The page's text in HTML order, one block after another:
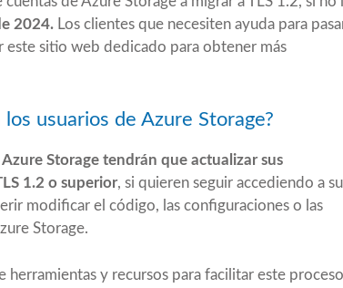
2024. Los clientes que necesiten ayuda para
este sitio web dedicado para obtener más
usuarios de Azure Storage?
Azure Storage tendrán que actualizar sus
1.2 o superior, si quieren seguir accediendo a
modificar el código, las configuraciones o las
Storage.
y recursos para facilitar este